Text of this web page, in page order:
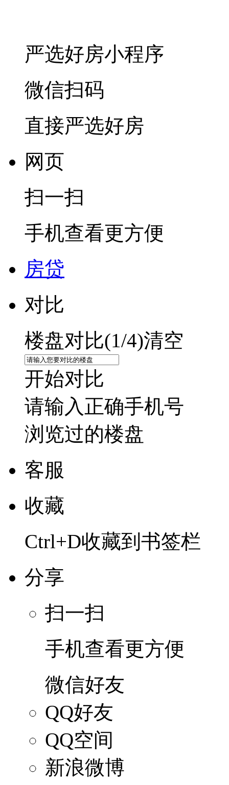
严选好房小程序
微信扫码
直接严选好房
网页
扫一扫
手机查看更方便
房贷
对比
楼盘对比(1/4)清空
开始对比
请输入正确手机号
浏览过的楼盘
客服
收藏
Ctrl+D收藏到书签栏
分享
扫一扫
手机查看更方便
微信好友
QQ好友
QQ空间
新浪微博